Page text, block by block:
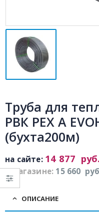
Труба для
РВК PEX A
(бухта200м)
в магазине: 15 660
на сайте: 14 877 руб.
ОПИСАНИЕ